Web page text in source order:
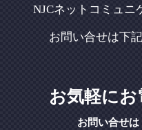
NJCネットコミュニ
お問い合せは下
お気軽にお
お問い合せ